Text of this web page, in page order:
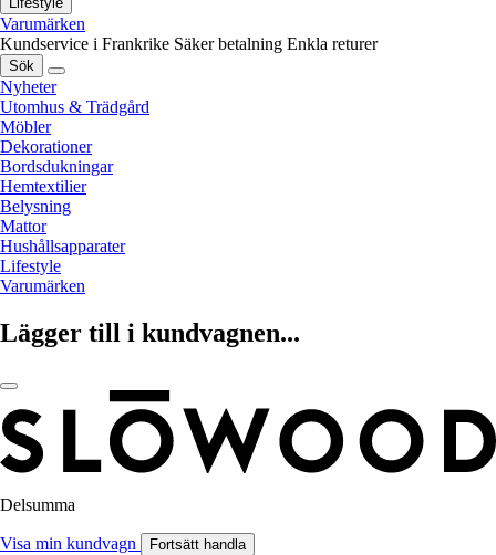
Varumärken
Kundservice i Frankrike Säker betalning Enkla returer
Sök
Nyheter
Utomhus & Trädgård
Möbler
Dekorationer
Bordsdukningar
Hemtextilier
Belysning
Mattor
Hushållsapparater
Lifestyle
Varumärken
Lägger till i kundvagnen...
Delsumma
Visa min kundvagn Fortsätt handla